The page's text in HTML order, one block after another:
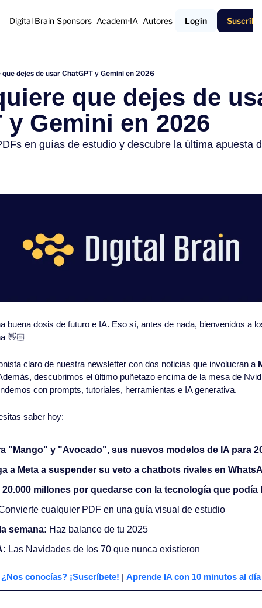
Digital Brain Sponsors Academ·IA Autores Login
dejes de usar ChatGPT y Gemini en 2026
que dejes de
y Gemini en 2026
en guías de estudio y descubre la última apuesta
buena dosis de futuro e IA. Eso sí, antes de nada, bienvenidos a
👋🏻
claro de nuestra newsletter con dos noticias que involucran a
descubrimos el último puñetazo encima de la mesa de
con prompts, tutoriales, herramientas e IA generativa.
saber hoy:
"Mango" y "Avocado", sus nuevos modelos de IA para
a Meta a suspender su veto a chatbots rivales en
millones por quedarse con la tecnología que podía
cualquier PDF en una guía visual de estudio
semana: Haz balance de tu 2025
Las Navidades de los 70 que nunca existieron
¿Nos conocías? ¡Suscríbete! | Aprende IA con 10 minutos al día